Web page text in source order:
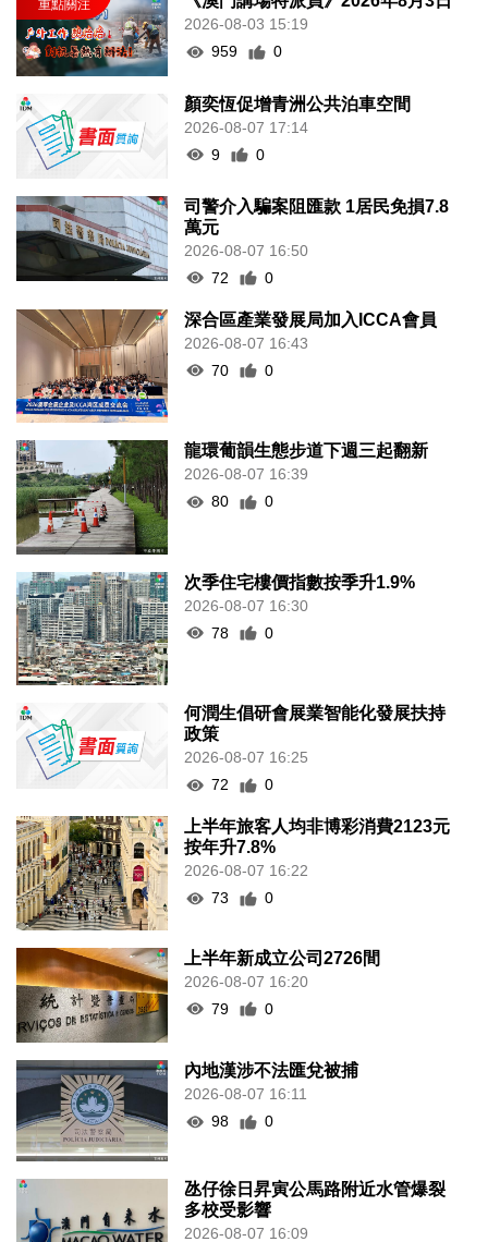
2026-08-03 15:19
959
0
顏奕恆促增青洲公共泊車空間
2026-08-07 17:14
9
0
司警介入騙案阻匯款 1居民免損7.8
萬元
2026-08-07 16:50
72
0
深合區產業發展局加入ICCA會員
2026-08-07 16:43
70
0
龍環葡韻生態步道下週三起翻新
2026-08-07 16:39
80
0
次季住宅樓價指數按季升1.9%
2026-08-07 16:30
78
0
何潤生倡研會展業智能化發展扶持
政策
2026-08-07 16:25
72
0
上半年旅客人均非博彩消費2123元
按年升7.8%
2026-08-07 16:22
73
0
上半年新成立公司2726間
2026-08-07 16:20
79
0
內地漢涉不法匯兌被捕
2026-08-07 16:11
98
0
氹仔徐日昇寅公馬路附近水管爆裂
多校受影響
2026-08-07 16:09